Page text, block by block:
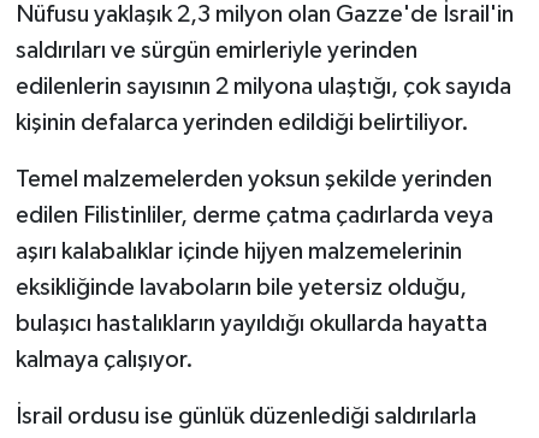
Nüfusu yaklaşık 2,3 milyon olan Gazze'de İsrail'in
saldırıları ve sürgün emirleriyle yerinden
edilenlerin sayısının 2 milyona ulaştığı, çok sayıda
kişinin defalarca yerinden edildiği belirtiliyor.
Temel malzemelerden yoksun şekilde yerinden
edilen Filistinliler, derme çatma çadırlarda veya
aşırı kalabalıklar içinde hijyen malzemelerinin
eksikliğinde lavaboların bile yetersiz olduğu,
bulaşıcı hastalıkların yayıldığı okullarda hayatta
kalmaya çalışıyor.
İsrail ordusu ise günlük düzenlediği saldırılarla